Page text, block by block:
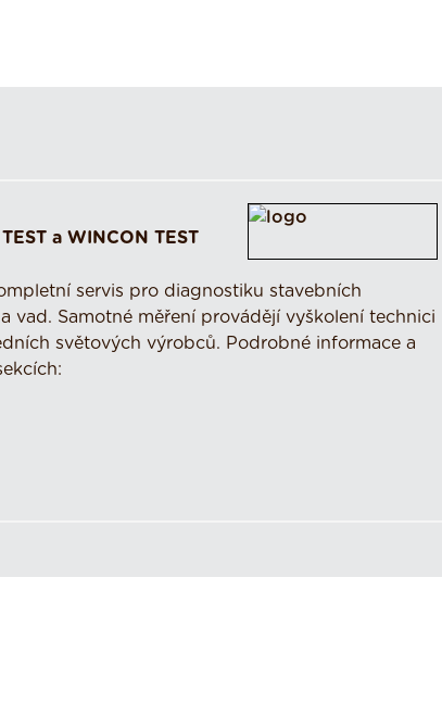
a WINCON TEST
servis pro diagnostiku stavebních
vad. Samotné měření provádějí vyškolení technici
světových výrobců. Podrobné informace a